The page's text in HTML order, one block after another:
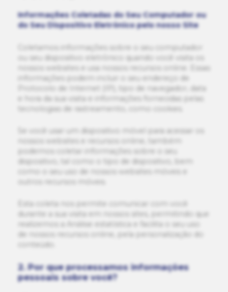
Informações Coletadas do Seu Computador ou
do Seu Dispositivo Eletrônico pelo nosso Site
Coletamos informações sobre o seu computador
ou seu dispositivo eletrônico quando você visita os
nossos websites e usa nossos recursos online. Essas
informações podem incluir o seu endereço de
Protocolo de Internet (IP), tipo de navegador, data
e hora da sua visita e informações fornecidas pelas
tecnologias de rastreamento, como cookies.
Se você usar um dispositivo móvel para acessar os
nossos websites e recursos online, também
podemos coletar informações sobre o seu
dispositivo, tal como o tipo de dispositivo, bem
como o seu uso de nossos websites móveis e
outros recursos móveis.
durante a sua visita em nossos sites, permitindo que
de nossos recursos online, pela personalização do
2. Por que processamos informações
pessoais sobre você?